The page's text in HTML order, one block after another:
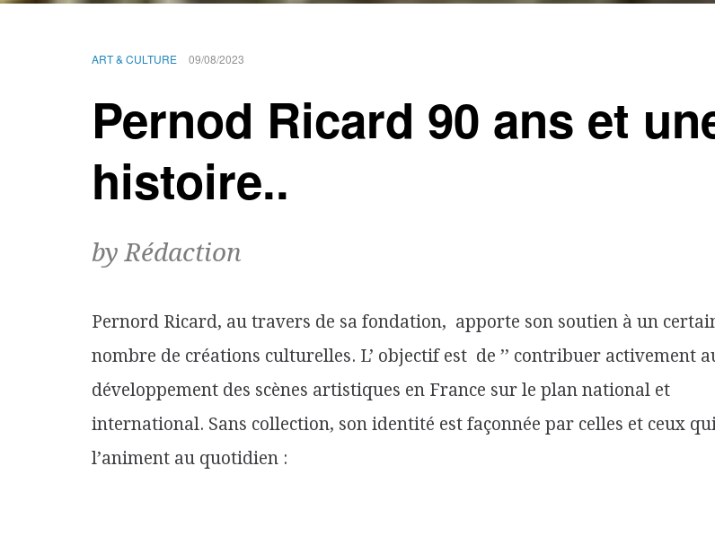
ART & CULTURE 09/08/2023
Pernod Ricard 90 ans et
histoire..
by Rédaction
Pernord Ricard, au travers de sa fondation, apporte son soutien à un
nombre de créations culturelles. L’ objectif est de ’’ contribuer activement
développement des scènes artistiques en France sur le plan national et
international. Sans collection, son identité est façonnée par celles et ceux
l’animent au quotidien :